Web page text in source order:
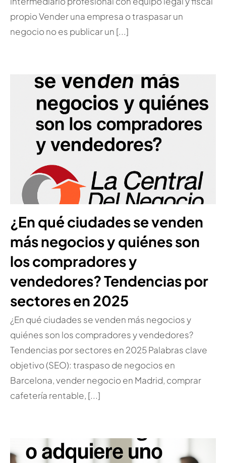
propio Vender una empresa o traspasar un
negocio no es publicar un [...]
¿En qué ciudades se venden
más negocios y quiénes son
los compradores y
vendedores? Tendencias por
sectores en 2025
¿En qué ciudades se venden más negocios y
quiénes son los compradores y vendedores?
Tendencias por sectores en 2025 Palabras clave
objetivo (SEO): traspaso de negocios en
Barcelona, vender negocio en Madrid, comprar
cafetería rentable, [...]